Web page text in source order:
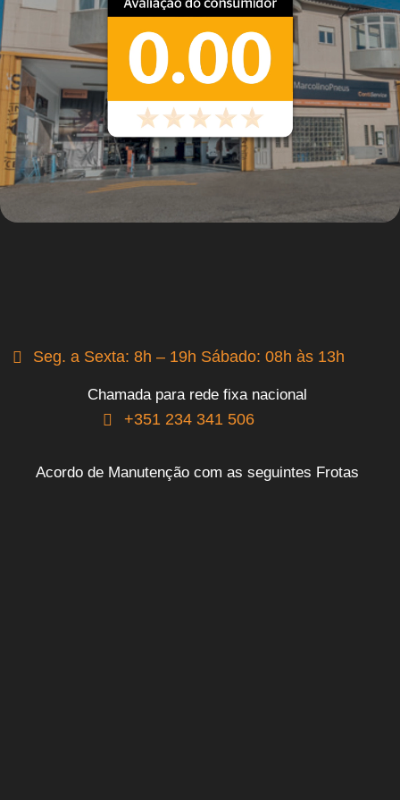
Seg. a Sexta: 8h – 19h Sábado: 08h às 13h
Chamada para rede fixa nacional
+351 234 341 506
Acordo de Manutenção com as seguintes Frotas